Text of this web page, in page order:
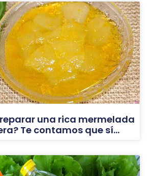
una rica mermelada
Te contamos que sí…